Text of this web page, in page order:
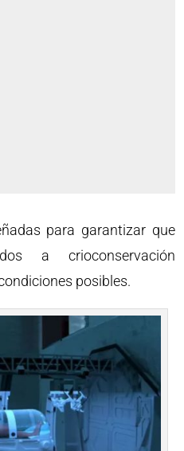
para garantizar que
a crioconservación
posibles.